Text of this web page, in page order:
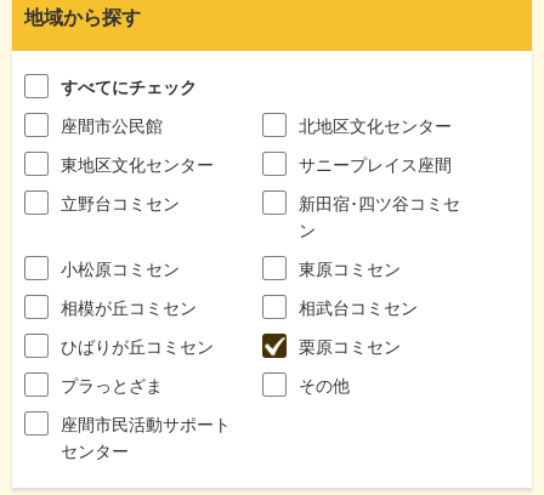
地域から探す
すべてにチェック
座間市公民館
北地区文化センター
東地区文化センター
サニープレイス座間
立野台コミセン
新田宿･四ツ谷コミセ
ン
小松原コミセン
東原コミセン
相模が丘コミセン
相武台コミセン
ひばりが丘コミセン
栗原コミセン
プラっとざま
その他
座間市民活動サポート
センター